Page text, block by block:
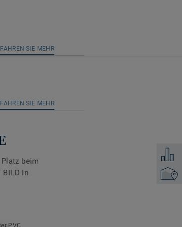
SIE MEHR
Zum
SIE MEHR
beim
BILD in
PVC